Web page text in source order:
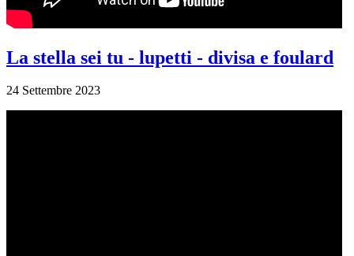
La stella sei tu - lupetti - divisa e foulard
24 Settembre 2023